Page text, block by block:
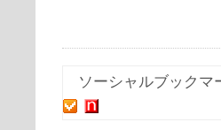
ソーシャルブック